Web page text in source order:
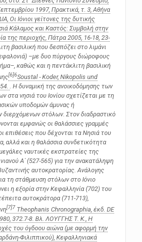
1997, Πρακτικά , τ. 3, Αθήνα
Οι Ιόνιοι γείτονες της δυτικής
Κάλαμος και Καστός: Συμβολή στην
της περιοχής , Πάτρα 2005, 16-18, 23-
βασιλική που δεσπόζει στο λιμάνι
–με δυο πύργους διώροφους
καθώς και η πεντάκλιτη βασιλική
[6]6Soustal - Koder, Nikopolis und
. Η δυναμική της ανοικοδόμησης των
στα νησιά του Ιονίου σχετίζεται με τη
υποδομών άμυνας ή
διερχόμενων στόλων. Στον διαδραστικό
εμφανώς οι θαλάσσιες γραμμές
επιθέσεις που δέχονται τα Νησιά του
αλλά και η θαλάσσια συνδετικότητα
ναυτικές εκστρατείες της
Α΄ (527-565) για την ανακατάληψη
αυτοκρατορίας. Ανάλογης
τη στάθμευση στόλων στο Ιόνιο
η εξορία στην Κεφαλληνία (702) του
αυτοκράτορα (711-713),
[7]7 Theophanis Chronographia, έκδ. DE
372.7-8. Bλ. ΛΟΥΓΓΗΣ T. K., H
του όγδοου αιώνα (με αφορμή την
Φιλιππικού), Kεφαλληνιακά